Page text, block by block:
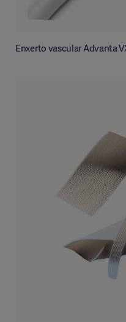
Enxerto vascular Advanta